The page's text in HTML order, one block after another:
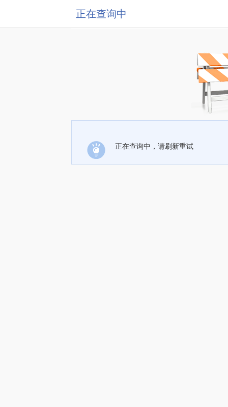
正在查询中
正在查询中，请刷新重试